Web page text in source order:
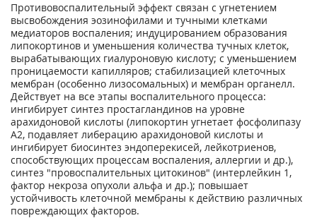
Противовоспалительный эффект связан с угнетением
высвобождения эозинофилами и тучными клетками
медиаторов воспаления; индуцированием образования
липокортинов и уменьшения количества тучных клеток,
вырабатывающих гиалуроновую кислоту; с уменьшением
проницаемости капилляров; стабилизацией клеточных
мембран (особенно лизосомальных) и мембран органелл.
Действует на все этапы воспалительного процесса:
ингибирует синтез простагландинов на уровне
арахидоновой кислоты (липокортин угнетает фосфолипазу
А2, подавляет либерацию арахидоновой кислоты и
ингибирует биосинтез эндоперекисей, лейкотриенов,
способствующих процессам воспаления, аллергии и др.),
синтез "провоспалительных цитокинов" (интерлейкин 1,
фактор некроза опухоли альфа и др.); повышает
устойчивость клеточной мембраны к действию различных
повреждающих факторов.